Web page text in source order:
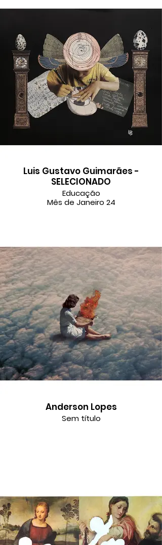
Luis Gustavo Guimarães -
SELECIONADO
Educação
Mês de Janeiro 24
Anderson Lopes
Sem título